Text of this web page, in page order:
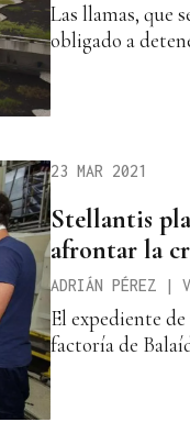
Las llamas, que
obligado a
23 MAR 2021
Stellantis
afrontar la
ADRIÁN PÉREZ |
El expediente
factoría de